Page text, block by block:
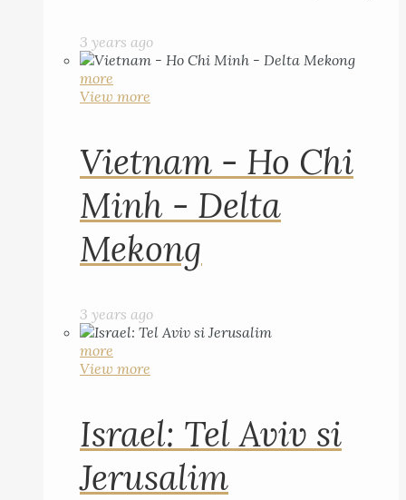
3 years ago
more
View more
Vietnam - Ho Chi
Minh - Delta
Mekong
3 years ago
more
View more
Israel: Tel Aviv si
Jerusalim